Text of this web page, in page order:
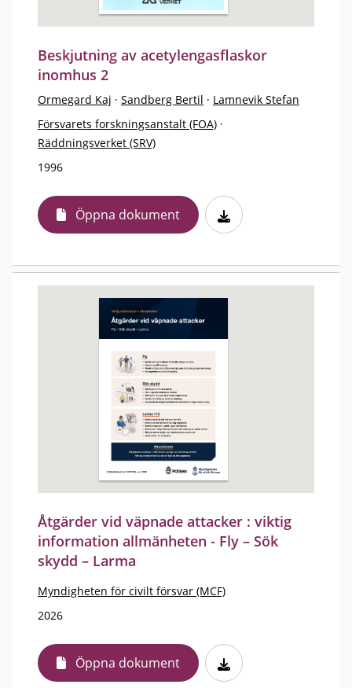
Beskjutning av acetylengasflaskor
inomhus 2
Ormegard Kaj · Sandberg Bertil · Lamnevik Stefan
Försvarets forskningsanstalt (FOA) ·
Räddningsverket (SRV)
1996
Öppna dokument
Åtgärder vid väpnade attacker : viktig
information allmänheten - Fly – Sök
skydd – Larma
Myndigheten för civilt försvar (MCF)
2026
Öppna dokument